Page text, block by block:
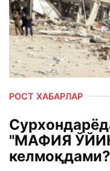
РОСТ ХАБАРЛАР
"МАФИЯ
келмоқдами?